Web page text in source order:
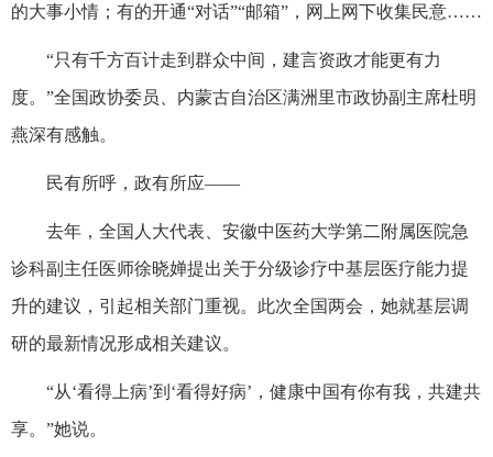
的大事小情；有的开通“对话”“邮箱”，网上网下收集民意……
“只有千方百计走到群众中间，建言资政才能更有力
度。”全国政协委员、内蒙古自治区满洲里市政协副主席杜明
燕深有感触。
民有所呼，政有所应——
去年，全国人大代表、安徽中医药大学第二附属医院急
诊科副主任医师徐晓婵提出关于分级诊疗中基层医疗能力提
升的建议，引起相关部门重视。此次全国两会，她就基层调
研的最新情况形成相关建议。
“从‘看得上病’到‘看得好病’，健康中国有你有我，共建共
享。”她说。